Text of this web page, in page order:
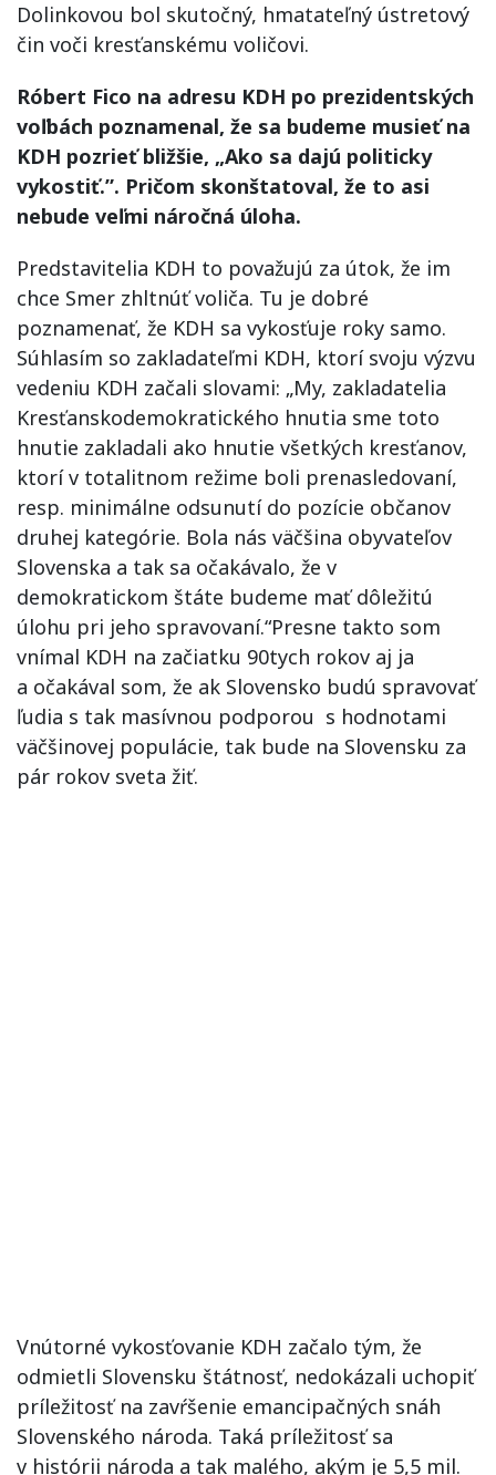
Dolinkovou bol skutočný, hmatateľný ústretový
čin voči kresťanskému voličovi.
Róbert Fico na adresu KDH po prezidentských
voľbách poznamenal, že sa budeme musieť na
KDH pozrieť bližšie, „Ako sa dajú politicky
vykostiť.”. Pričom skonštatoval, že to asi
nebude veľmi náročná úloha.
Predstavitelia KDH to považujú za útok, že im
chce Smer zhltnúť voliča. Tu je dobré
poznamenať, že KDH sa vykosťuje roky samo.
Súhlasím so zakladateľmi KDH, ktorí svoju výzvu
vedeniu KDH začali slovami: „My, zakladatelia
Kresťanskodemokratického hnutia sme toto
hnutie zakladali ako hnutie všetkých kresťanov,
ktorí v totalitnom režime boli prenasledovaní,
resp. minimálne odsunutí do pozície občanov
druhej kategórie. Bola nás väčšina obyvateľov
Slovenska a tak sa očakávalo, že v
demokratickom štáte budeme mať dôležitú
úlohu pri jeho spravovaní.“Presne takto som
vnímal KDH na začiatku 90tych rokov aj ja
a očakával som, že ak Slovensko budú spravovať
ľudia s tak masívnou podporou s hodnotami
väčšinovej populácie, tak bude na Slovensku za
pár rokov sveta žiť.
Vnútorné vykosťovanie KDH začalo tým, že
odmietli Slovensku štátnosť, nedokázali uchopiť
príležitosť na zavŕšenie emancipačných snáh
Slovenského národa. Taká príležitosť sa
v histórii národa a tak malého, akým je 5,5 mil.